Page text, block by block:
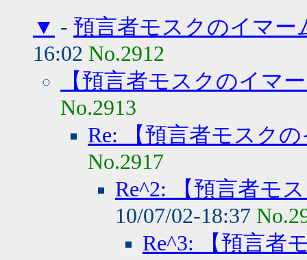
▼ - 預言者モスクのイマー
16:02 No.2912
【預言者モスクのイマ
No.2913
Re: 【預言者モスク
No.2917
Re^2: 【預言者モ
10/07/02-18:37
Re^3: 【預言者